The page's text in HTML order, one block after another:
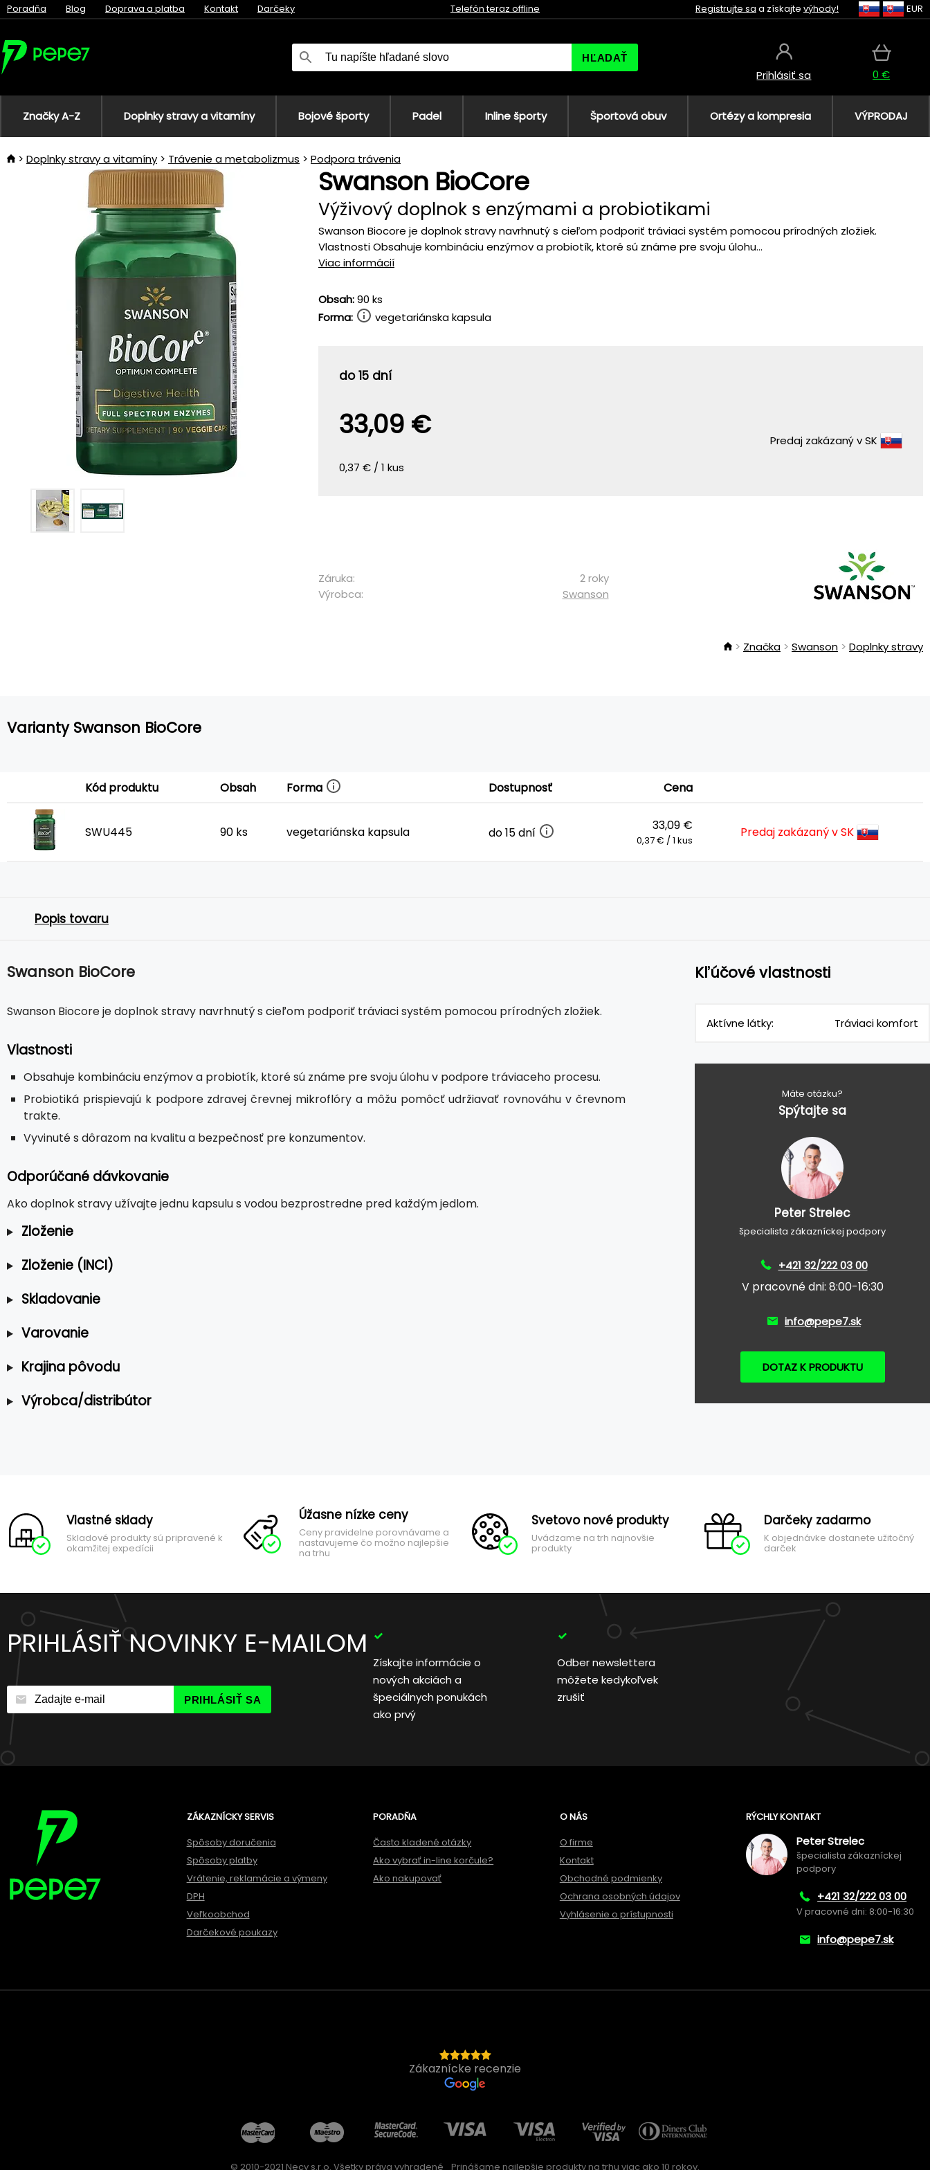
Poradňa Blog Doprava a platba Kontakt Darčeky Telefón teraz offline Registrujte sa a získajte výhody! EUR
HĽADAŤ
Prihlásiť sa 0 €
Značky A-Z Doplnky stravy a vitamíny Bojové športy Padel Inline športy Športová obuv Ortézy a kompresia VÝPRODAJ
Doplnky stravy a vitamíny Trávenie a metabolizmus Podpora trávenia
Swanson BioCore
Výživový doplnok s enzýmami a probiotikami
Swanson Biocore je doplnok stravy navrhnutý s cieľom podporiť tráviaci systém pomocou prírodných zložiek.
Vlastnosti Obsahuje kombináciu enzýmov a probiotík, ktoré sú známe pre svoju úlohu...
Viac informácií
Obsah:90 ks
Forma:
vegetariánska kapsula
do 15 dní
33,09 €
0,37 € / 1 kus
Predaj zakázaný v SK
Záruka:
2 roky
Výrobca:
Swanson
Značka Swanson Doplnky stravy
Varianty Swanson BioCore
Kód produktu Obsah Forma Dostupnosť Cena
SWU445 90 ks vegetariánska kapsula do 15 dní 33,09 €
0,37 € / 1 kus
Predaj zakázaný v SK
Popis tovaru
Swanson BioCore
Swanson Biocore je doplnok stravy navrhnutý s cieľom podporiť tráviaci systém pomocou prírodných zložiek.
Vlastnosti
Obsahuje kombináciu enzýmov a probiotík, ktoré sú známe pre svoju úlohu v podpore tráviaceho procesu.
Probiotiká prispievajú k podpore zdravej črevnej mikroflóry a môžu pomôcť udržiavať rovnováhu v črevnom
trakte.
Vyvinuté s dôrazom na kvalitu a bezpečnosť pre konzumentov.
Odporúčané dávkovanie
Ako doplnok stravy užívajte jednu kapsulu s vodou bezprostredne pred každým jedlom.
Zloženie
Zloženie (INCI)
Skladovanie
Varovanie
Krajina pôvodu
Výrobca/distribútor
Kľúčové vlastnosti
Aktívne látky: Tráviaci komfort
Máte otázku?
Spýtajte sa
Peter Strelec
špecialista zákazníckej podpory
+421 32/222 03 00
V pracovné dni: 8:00-16:30
info@pepe7.sk
DOTAZ K PRODUKTU
Vlastné sklady
Skladové produkty sú pripravené k
okamžitej expedícii
Úžasne nízke ceny
Ceny pravidelne porovnávame a
nastavujeme čo možno najlepšie
na trhu
Svetovo nové produkty
Uvádzame na trh najnovšie
produkty
Darčeky zadarmo
K objednávke dostanete užitočný
darček
PRIHLÁSIŤ NOVINKY E-MAILOM
PRIHLÁSIŤ SA
Získajte informácie o
nových akciách a
špeciálnych ponukách
ako prvý
Odber newslettera
môžete kedykoľvek
zrušiť
ZÁKAZNÍCKY SERVIS
Spôsoby doručenia
Spôsoby platby
Vrátenie, reklamácie a výmeny
DPH
Veľkoobchod
Darčekové poukazy
PORADŇA
Často kladené otázky
Ako vybrať in-line korčule?
Ako nakupovať
O NÁS
O firme
Kontakt
Obchodné podmienky
Ochrana osobných údajov
Vyhlásenie o prístupnosti
RÝCHLY KONTAKT
Peter Strelec
špecialista zákazníckej
podpory
+421 32/222 03 00
V pracovné dni: 8:00-16:30
info@pepe7.sk
Zákaznícke recenzie
© 2010-2021 Necy s.r.o. Všetky práva vyhradené Prinášame najlepšie produkty na trhu viac ako 10 rokov.